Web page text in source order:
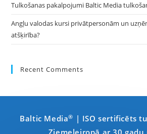
Tulkošanas pakalpojumi Baltic Media
Angļu valodas kursi privātpersonām un
atšķirība?
Recent Comments
Baltic Media® | ISO sertificēts